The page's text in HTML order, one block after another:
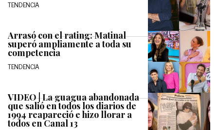
TENDENCIA
Arrasó con el rating: Matinal
superó ampliamente a toda su
competencia
TENDENCIA
VIDEO | La guagua abandonada
que salió en todos los diarios de
1994 reapareció e hizo llorar a
todos en Canal 13